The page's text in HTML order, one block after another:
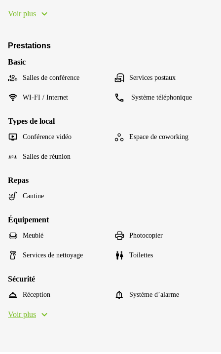
Voir plus
Prestations
Basic
Salles de conférence Services postaux
WI-FI / Internet Système téléphonique
Types de local
Conférence vidéo Espace de coworking
Salles de réunion
Repas
Cantine
Équipement
Meublé Photocopier
Services de nettoyage Toilettes
Sécurité
Réception Système d’alarme
Voir plus